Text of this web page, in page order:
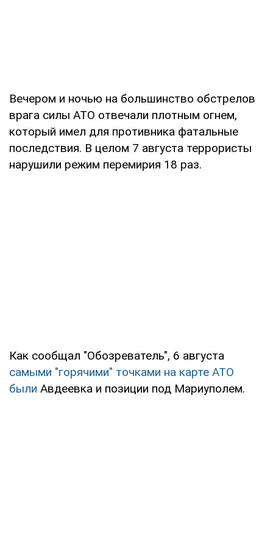
Вечером и ночью на большинство обстрелов
врага силы АТО отвечали плотным огнем,
который имел для противника фатальные
последствия. В целом 7 августа террористы
нарушили режим перемирия 18 раз.
Как сообщал "Обозреватель", 6 августа
самыми "горячими" точками на карте АТО
были Авдеевка и позиции под Мариуполем.